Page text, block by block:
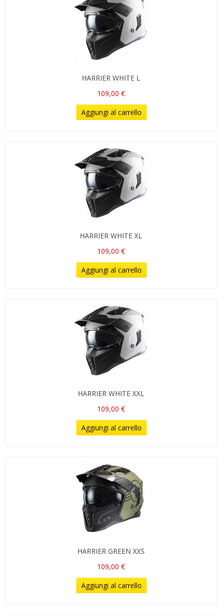
HARRIER WHITE L
109,00 €
Aggiungi al carrello
HARRIER WHITE XL
109,00 €
Aggiungi al carrello
HARRIER WHITE XXL
109,00 €
Aggiungi al carrello
HARRIER GREEN XXS
109,00 €
Aggiungi al carrello